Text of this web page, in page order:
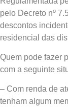
pelo Decreto nº
descontos
residencial das
Quem pode fazer
com a seguinte
– Com renda de
tenham algum